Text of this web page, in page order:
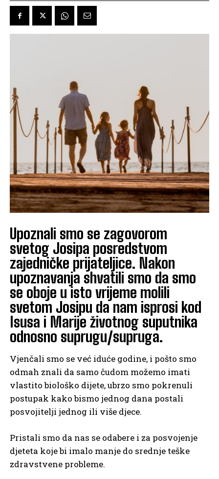
Upoznali smo se zagovorom
svetog Josipa posredstvom
zajedničke prijateljice. Nakon
upoznavanja shvatili smo da smo
se oboje u isto vrijeme molili
svetom Josipu da nam isprosi kod
Isusa i Marije životnog suputnika
odnosno suprugu/supruga.
Vjenčali smo se već iduće godine, i pošto smo
odmah znali da samo čudom možemo imati
vlastito biološko dijete, ubrzo smo pokrenuli
postupak kako bismo jednog dana postali
posvojitelji jednog ili više djece.
Pristali smo da nas se odabere i za posvojenje
djeteta koje bi imalo manje do srednje teške
zdravstvene probleme.